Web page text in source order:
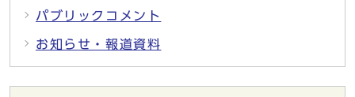
パブリックコメント
お知らせ・報道資料